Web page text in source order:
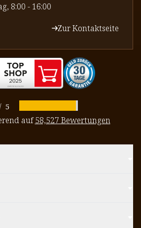
8:00 - 16:00
Zur Kontaktseite
5
auf58,527 Bewertungen